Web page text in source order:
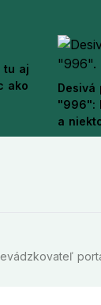
tu aj
ako
Desivá
"996":
a